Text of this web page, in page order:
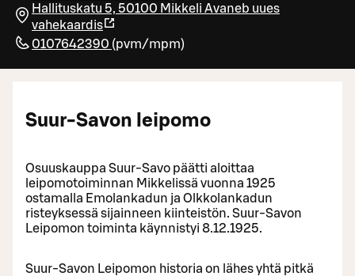
Hallituskatu 5, 50100 Mikkeli Avaneb uues
vahekaardis
0107642390 (pvm/mpm)
Suur-Savon leipomo
Osuuskauppa Suur-Savo päätti aloittaa
leipomotoiminnan Mikkelissä vuonna 1925
ostamalla Emolankadun ja Olkkolankadun
risteyksessä sijainneen kiinteistön. Suur-Savon
Leipomon toiminta käynnistyi 8.12.1925.
Suur-Savon Leipomon historia on lähes yhtä pitkä